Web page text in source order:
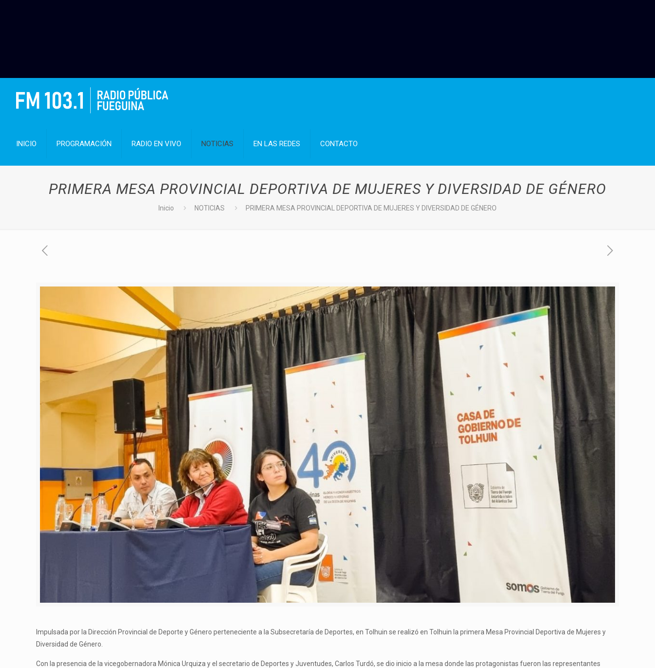
INICIO PROGRAMACIÓN RADIO EN VIVO NOTICIAS EN LAS REDES CONTACTO
PRIMERA MESA PROVINCIAL DEPORTIVA DE MUJERES Y DIVERSIDAD DE GÉNERO
Inicio NOTICIAS PRIMERA MESA PROVINCIAL DEPORTIVA DE MUJERES Y DIVERSIDAD DE GÉNERO
Impulsada por la Dirección Provincial de Deporte y Género perteneciente a la Subsecretaría de Deportes, en Tolhuin se realizó en Tolhuin la primera Mesa Provincial Deportiva de Mujeres y
Diversidad de Género.
Con la presencia de la vicegobernadora Mónica Urquiza y el secretario de Deportes y Juventudes, Carlos Turdó, se dio inicio a la mesa donde las protagonistas fueron las representantes